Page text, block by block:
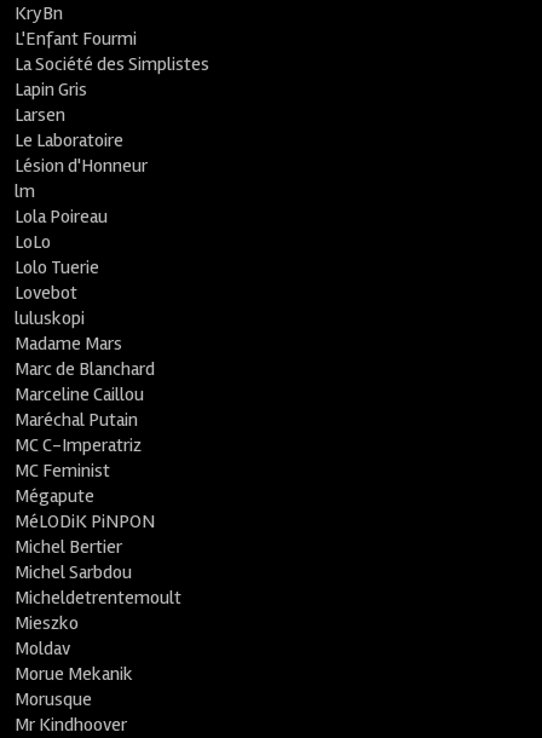
KryBn
L'Enfant Fourmi
La Société des Simplistes
Lapin Gris
Larsen
Le Laboratoire
Lésion d'Honneur
lm
Lola Poireau
LoLo
Lolo Tuerie
Lovebot
luluskopi
Madame Mars
Marc de Blanchard
Marceline Caillou
Maréchal Putain
MC C-Imperatriz
MC Feminist
Mégapute
MéLODiK PiNPON
Michel Bertier
Michel Sarbdou
Micheldetrentemoult
Mieszko
Moldav
Morue Mekanik
Morusque
Mr Kindhoover